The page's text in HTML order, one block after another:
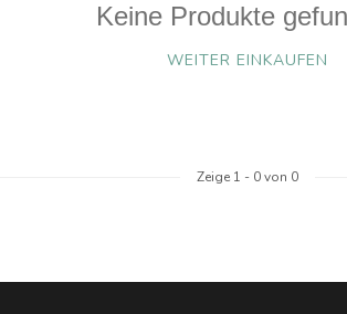
Keine Produkte
WEITER EINKAUFEN
Zeige 1 - 0von 0